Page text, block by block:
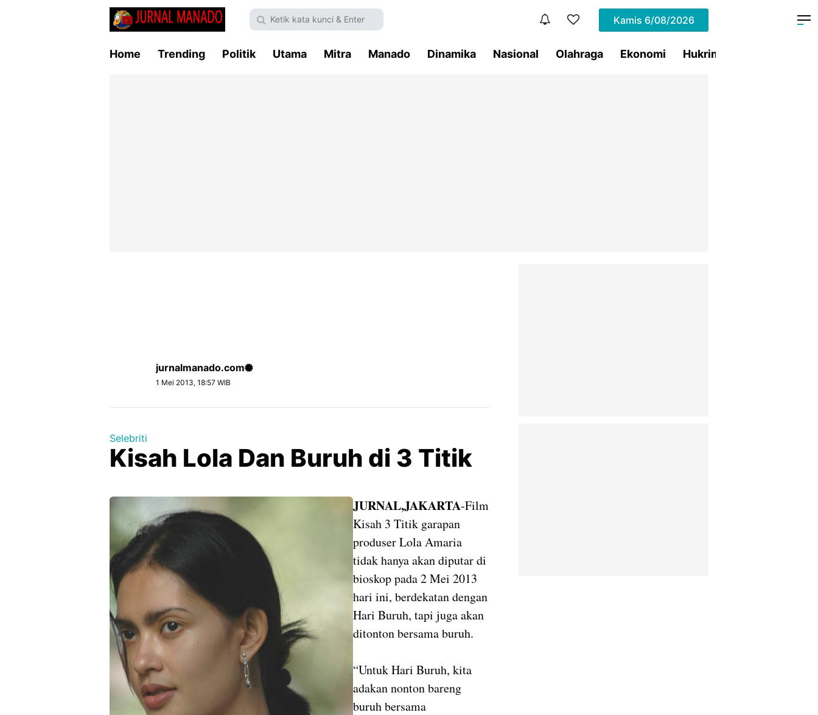
Kamis 6/08/2026
Home Trending Politik Utama Mitra Manado Dinamika Nasional Olahraga Ekonomi Hukrim
jurnalmanado.com
1 Mei 2013, 18:57 WIB
Selebriti
Kisah Lola Dan Buruh di 3 Titik
JURNAL,JAKARTA-Film
Kisah 3 Titik garapan
produser Lola Amaria
tidak hanya akan diputar di
bioskop pada 2 Mei 2013
hari ini, berdekatan dengan
Hari Buruh, tapi juga akan
ditonton bersama buruh.
“Untuk Hari Buruh, kita
adakan nonton bareng
buruh bersama